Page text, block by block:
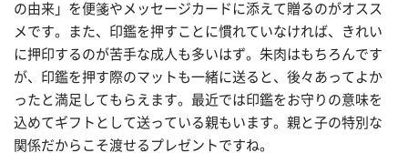
の由来」を便箋やメッセージカードに添えて贈るのがオスス
メです。また、印鑑を押すことに慣れていなければ、きれい
に押印するのが苦手な成人も多いはず。朱肉はもちろんです
が、印鑑を押す際のマットも一緒に送ると、後々あってよか
ったと満足してもらえます。最近では印鑑をお守りの意味を
込めてギフトとして送っている親もいます。親と子の特別な
関係だからこそ渡せるプレゼントですね。